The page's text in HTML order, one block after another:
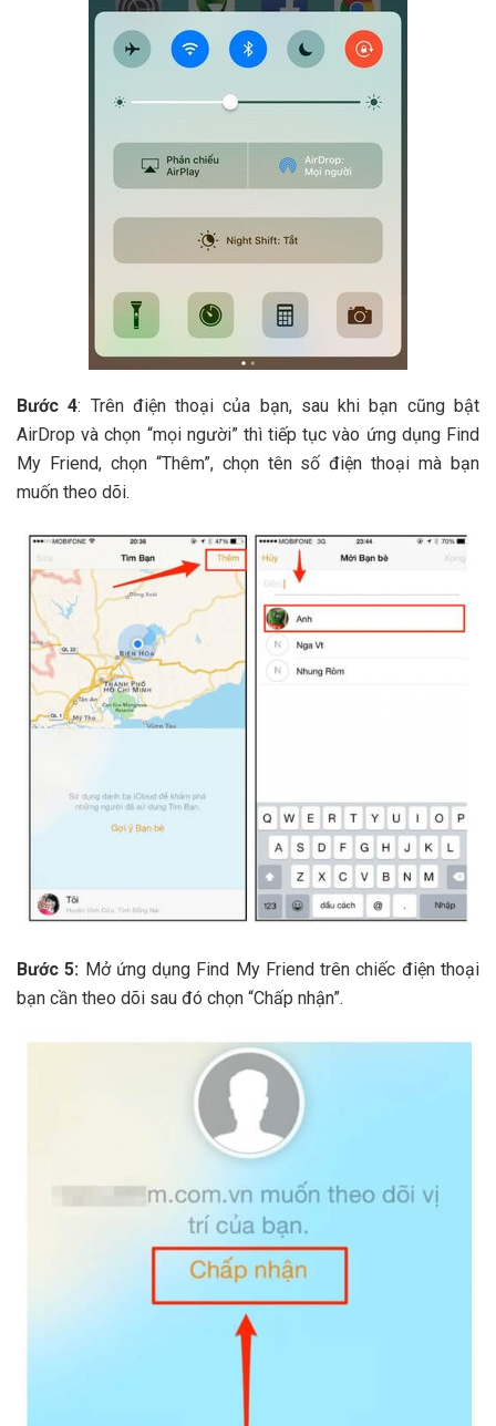
Bước 4: Trên điện thoại của bạn, sau khi bạn cũng bật
AirDrop và chọn “mọi người” thì tiếp tục vào ứng dụng Find
My Friend, chọn “Thêm”, chọn tên số điện thoại mà bạn
muốn theo dõi.
Bước 5: Mở ứng dụng Find My Friend trên chiếc điện thoại
bạn cần theo dõi sau đó chọn “Chấp nhận”.